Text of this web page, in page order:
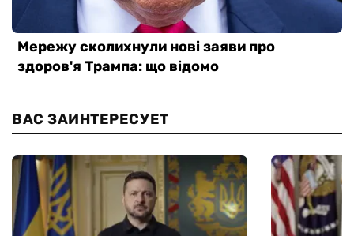
ВАС ЗАИНТЕРЕСУЕТ